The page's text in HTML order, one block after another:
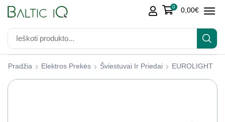
0 0,00€
Pradžia Elektros Prekės Šviestuvai Ir Priedai EUROLIGHT